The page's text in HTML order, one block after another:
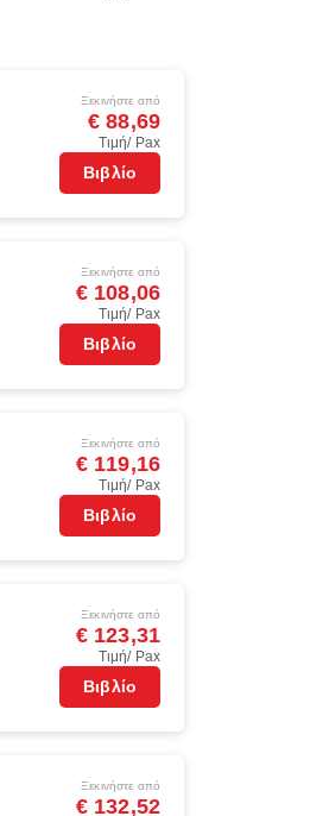
Ξεκινήστε από
€ 88,69
Τιμή/ Pax
Βιβλίο
Ξεκινήστε από
€ 108,06
Τιμή/ Pax
Βιβλίο
Ξεκινήστε από
€ 119,16
Τιμή/ Pax
Βιβλίο
Ξεκινήστε από
€ 123,31
Τιμή/ Pax
Βιβλίο
Ξεκινήστε από
€ 132,52